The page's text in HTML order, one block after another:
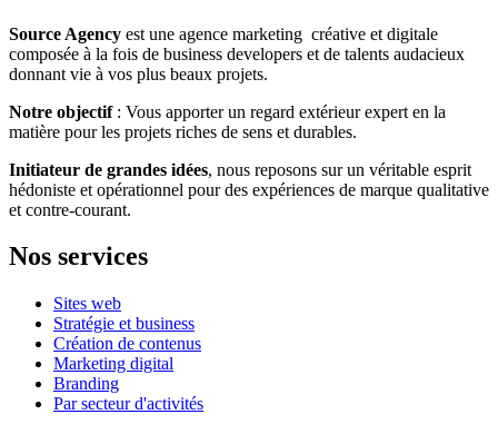
Source Agency est une agence marketing créative et digitale
composée à la fois de business developers et de talents audacieux
donnant vie à vos plus beaux projets.
Notre objectif: Vous apporter un regard extérieur expert en la
matière pour les projets riches de sens et durables.
Initiateur de grandes idées, nous reposons sur un véritable esprit
hédoniste et opérationnel pour des expériences de marque qualitative
et contre-courant.
Nos services
Sites web
Stratégie et business
Création de contenus
Marketing digital
Branding
Par secteur d'activités